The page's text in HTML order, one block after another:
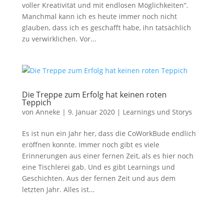
voller Kreativität und mit endlosen Möglichkeiten“.
Manchmal kann ich es heute immer noch nicht
glauben, dass ich es geschafft habe, ihn tatsächlich
zu verwirklichen. Vor...
Die Treppe zum Erfolg hat keinen roten
Teppich
von Anneke | 9. Januar 2020| Learnings und Storys
Es ist nun ein Jahr her, dass die CoWorkBude endlich
eröffnen konnte. Immer noch gibt es viele
Erinnerungen aus einer fernen Zeit, als es hier noch
eine Tischlerei gab. Und es gibt Learnings und
Geschichten. Aus der fernen Zeit und aus dem
letzten Jahr. Alles ist...